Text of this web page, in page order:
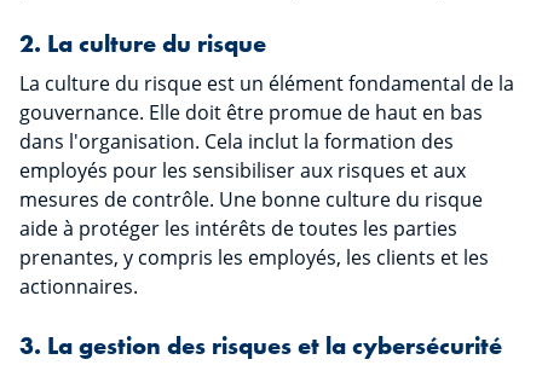
2. La culture du risque
La culture du risque est un élément fondamental de la
gouvernance. Elle doit être promue de haut en bas
dans l'organisation. Cela inclut la formation des
employés pour les sensibiliser aux risques et aux
mesures de contrôle. Une bonne culture du risque
aide à protéger les intérêts de toutes les parties
prenantes, y compris les employés, les clients et les
actionnaires.
3. La gestion des risques et la cybersécurité